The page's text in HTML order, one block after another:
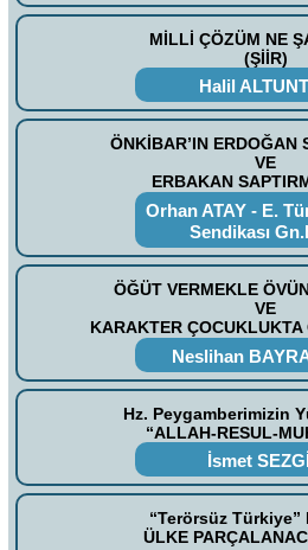
MİLLİ ÇÖZÜM NE
(ŞİİR)
Halil
ÖNKİBAR’IN ERDOĞAN
VE
ERBAKAN
Orhan ATAY - E.
Sendikası
ÖĞÜT VERMEKLE
VE
KARAKTER
Neslihan
Hz. Peygamberimizin
“ALLAH-RESUL-
İsmet
“Terörsüz Türkiye”
ÜLKE